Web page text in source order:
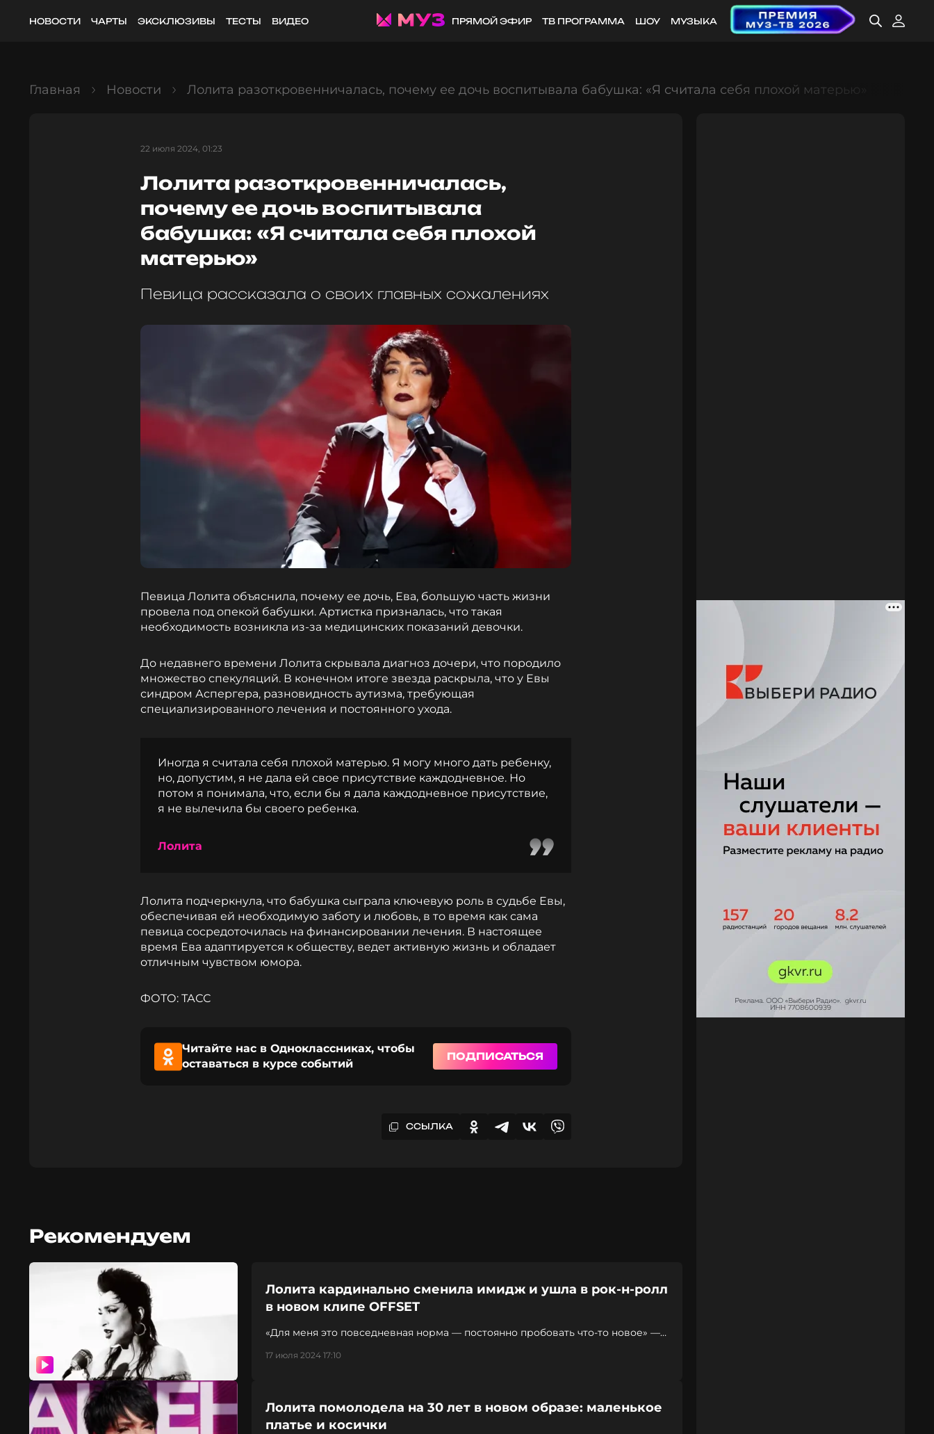
НОВОСТИ ЧАРТЫ ЭКСКЛЮЗИВЫ ТЕСТЫ ВИДЕО ПРЯМОЙ ЭФИР ТВ ПРОГРАММА ШОУ МУЗЫКА
Главная Новости Лолита разоткровенничалась, почему ее дочь воспитывала бабушка: «Я считала себя плохой матерью»
22 июля 2024, 01:23
Лолита разоткровенничалась,
почему ее дочь воспитывала
бабушка: «Я считала себя плохой
матерью»
Певица рассказала о своих главных сожалениях
Певица Лолита объяснила, почему ее дочь, Ева, большую часть жизни
провела под опекой бабушки. Артистка призналась, что такая
необходимость возникла из-за медицинских показаний девочки.
До недавнего времени Лолита скрывала диагноз дочери, что породило
множество спекуляций. В конечном итоге звезда раскрыла, что у Евы
синдром Аспергера, разновидность аутизма, требующая
специализированного лечения и постоянного ухода.
Иногда я считала себя плохой матерью. Я могу много дать ребенку,
но, допустим, я не дала ей свое присутствие каждодневное. Но
потом я понимала, что, если бы я дала каждодневное присутствие,
я не вылечила бы своего ребенка.
Лолита
Лолита подчеркнула, что бабушка сыграла ключевую роль в судьбе Евы,
обеспечивая ей необходимую заботу и любовь, в то время как сама
певица сосредоточилась на финансировании лечения. В настоящее
время Ева адаптируется к обществу, ведет активную жизнь и обладает
отличным чувством юмора.
ФОТО: ТАСС
Читайте нас в Одноклассниках, чтобы
оставаться в курсе событий
ПОДПИСАТЬСЯ
ССЫЛКА
Рекомендуем
Лолита кардинально сменила имидж и ушла в рок-н-ролл
в новом клипе OFFSET
«Для меня это повседневная норма — постоянно пробовать что-то новое» —
17 июля 2024 17:10
Лолита помолодела на 30 лет в новом образе: маленькое
платье и косички